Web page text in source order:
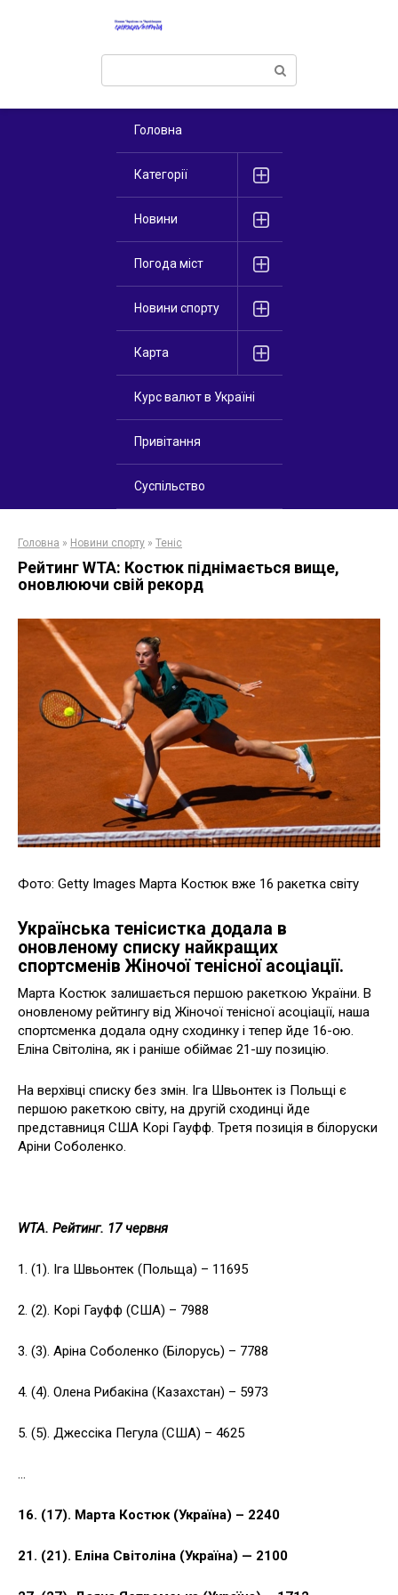
Поиск:
Головна
Категорії
Новини
Погода міст
Новини спорту
Карта
Курс валют в Україні
Привітання
Суспільство
Головна » Новини спорту » Теніс
Рейтинг WTA: Костюк піднімається вище,
оновлюючи свій рекорд
Фото: Getty Images Марта Костюк вже 16 ракетка світу
Українська тенісистка додала в
оновленому списку найкращих
спортсменів Жіночої тенісної асоціації.
Марта Костюк залишається першою ракеткою України. В
оновленому рейтингу від Жіночої тенісної асоціації, наша
спортсменка додала одну сходинку і тепер йде 16-ою.
Еліна Світоліна, як і раніше обіймає 21-шу позицію.
На верхівці списку без змін. Іга Швьонтек із Польщі є
першою ракеткою світу, на другій сходинці йде
представниця США Корі Гауфф. Третя позиція в білоруски
Аріни Соболенко.
WTA. Рейтинг. 17 червня
1. (1). Іга Швьонтек (Польща) – 11695
2. (2). Корі Гауфф (США) – 7988
3. (3). Аріна Соболенко (Білорусь) – 7788
4. (4). Олена Рибакіна (Казахстан) – 5973
5. (5). Джессіка Пегула (США) – 4625
…
16. (17). Марта Костюк (Україна) – 2240
21. (21). Еліна Світоліна (Україна) — 2100